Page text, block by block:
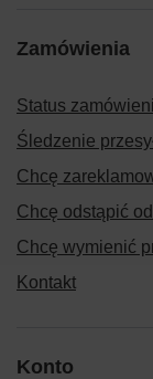
Zamówienia
Status
Śledzenie
Chcę
Chcę odstąpić
Chcę wymienić
Kontakt
Konto